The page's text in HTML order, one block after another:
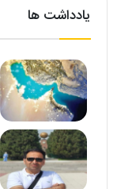
یادداشت ها